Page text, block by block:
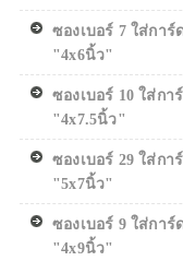
ซองเบอร์ 7 ใส่การ์
"4x6นิ้ว"
ซองเบอร์ 10 ใส่กา
"4x7.5นิ้ว"
ซองเบอร์ 29 ใส่กา
"5x7นิ้ว"
ซองเบอร์ 9 ใส่การ์
"4x9นิ้ว"